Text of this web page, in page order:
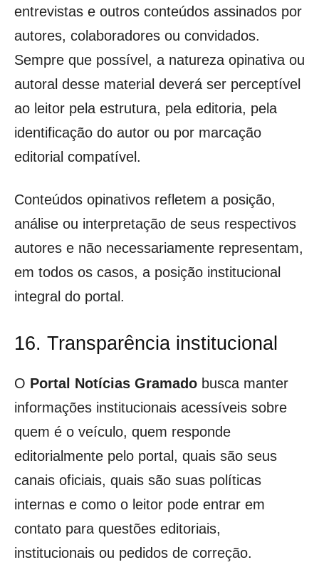
entrevistas e outros conteúdos assinados por
autores, colaboradores ou convidados.
Sempre que possível, a natureza opinativa ou
autoral desse material deverá ser perceptível
ao leitor pela estrutura, pela editoria, pela
identificação do autor ou por marcação
editorial compatível.
Conteúdos opinativos refletem a posição,
análise ou interpretação de seus respectivos
autores e não necessariamente representam,
em todos os casos, a posição institucional
integral do portal.
16. Transparência institucional
O Portal Notícias Gramado busca manter
informações institucionais acessíveis sobre
quem é o veículo, quem responde
editorialmente pelo portal, quais são seus
canais oficiais, quais são suas políticas
internas e como o leitor pode entrar em
contato para questões editoriais,
institucionais ou pedidos de correção.